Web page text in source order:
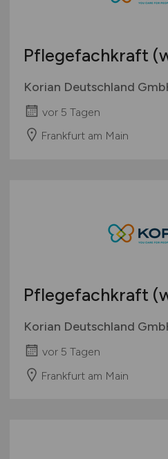
Pflegefachkraft
Korian Deutschland
vor 5 Tagen
Frankfurt am Main
Pflegefachkraft
Korian Deutschland
vor 5 Tagen
Frankfurt am Main